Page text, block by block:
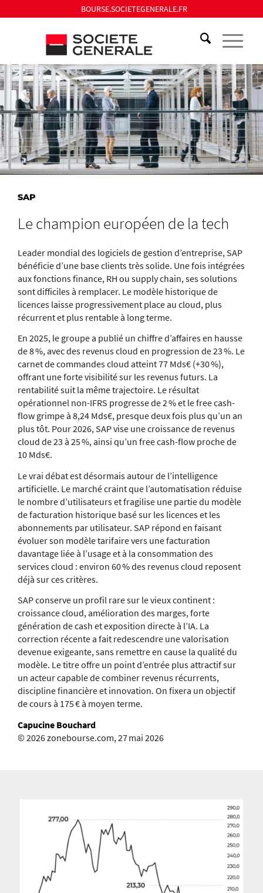
BOURSE.SOCIETEGENERALE.FR
SAP
Le champion européen de la tech
Leader mondial des logiciels de gestion d’entreprise, SAP
bénéficie d’une base clients très solide. Une fois intégrées
aux fonctions finance, RH ou supply chain, ses solutions
sont difficiles à remplacer. Le modèle historique de
licences laisse progressivement place au cloud, plus
récurrent et plus rentable à long terme.
En 2025, le groupe a publié un chiffre d’affaires en hausse
de 8 %, avec des revenus cloud en progression de 23 %. Le
carnet de commandes cloud atteint 77 Mds€ (+30 %),
offrant une forte visibilité sur les revenus futurs. La
rentabilité suit la même trajectoire. Le résultat
opérationnel non-IFRS progresse de 2 % et le free cash-
flow grimpe à 8,24 Mds€, presque deux fois plus qu’un an
plus tôt. Pour 2026, SAP vise une croissance de revenus
cloud de 23 à 25 %, ainsi qu’un free cash-flow proche de
10 Mds€.
Le vrai débat est désormais autour de l’intelligence
artificielle. Le marché craint que l’automatisation réduise
le nombre d’utilisateurs et fragilise une partie du modèle
de facturation historique basé sur les licences et les
abonnements par utilisateur. SAP répond en faisant
évoluer son modèle tarifaire vers une facturation
davantage liée à l’usage et à la consommation des
services cloud : environ 60 % des revenus cloud reposent
déjà sur ces critères.
SAP conserve un profil rare sur le vieux continent :
croissance cloud, amélioration des marges, forte
génération de cash et exposition directe à l’IA. La
correction récente a fait redescendre une valorisation
devenue exigeante, sans remettre en cause la qualité du
modèle. Le titre offre un point d’entrée plus attractif sur
un acteur capable de combiner revenus récurrents,
discipline financière et innovation. On fixera un objectif
de cours à 175 € à moyen terme.
Capucine Bouchard
© 2026 zonebourse.com, 27 mai 2026